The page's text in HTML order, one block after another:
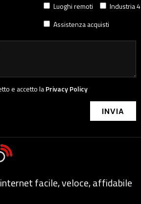
Luoghi remoti
Industria
Assistenza acquisti
e accetto laPrivacy Policy
INVIA
facile, veloce, affidabile